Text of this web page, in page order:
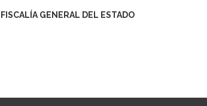
FISCALÍA GENERAL DEL ESTADO